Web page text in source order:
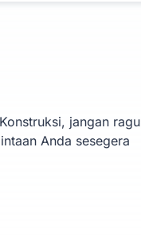
jangan ragu
Anda sesegera